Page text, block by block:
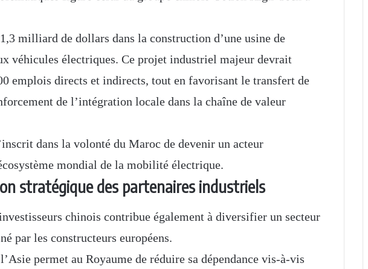
milliard de dollars dans la construction d’une usine de
véhicules électriques. Ce projet industriel majeur devrait
emplois directs et indirects, tout en favorisant le transfert de
de l’intégration locale dans la chaîne de valeur
dans la volonté du Maroc de devenir un acteur
mondial de la mobilité électrique.
stratégique des partenaires industriels
chinois contribue également à diversifier un secteur
par les constructeurs européens.
permet au Royaume de réduire sa dépendance vis-à-vis